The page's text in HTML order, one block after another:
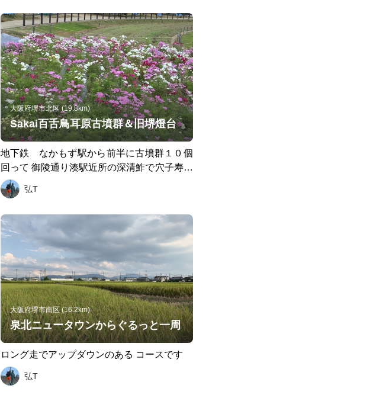
や大橋から大正区へ 大正区の千本松大橋交差
点を北に曲がり 落合下渡船場から西成区に渡
り 津守から新今宮駅横を抜いて メンイイベ
ントの通天閣スライダーへ ゴールは天王寺駅
です コースには お寺から始まり 繁華街
川の底 ユニバーサル 渡船 関西で一番低
い山 大きな橋 IKEYA 星のリゾート ス
ライダー ともりだくさんです
大阪府堺市北区 (19.8km)
Sakai百舌鳥耳原古墳群＆旧堺燈台
地下鉄 なかもず駅から前半に古墳群１０個
回って 御陵通り湊駅近所の深清鮓で穴子寿司
阪堺線宿院駅近所の本舗小島屋湊芳の堺名産
けし餅 を食べて 旧堺燈台 ルソン助左衛
公園 銀座商店街 堺市堺区役所展望台 で仁
徳天皇陵を見て 古墳を１０個見て阪和線百舌
鳥駅でたこ焼き屋さんで １時間飲み放題とた
こ焼きを堪能して 三国ヶ丘駅ゴール
弘T
大阪府堺市南区 (16.2km)
泉北ニュータウンからぐるっと一周
ロング走でアップダウンのある コースです
弘T